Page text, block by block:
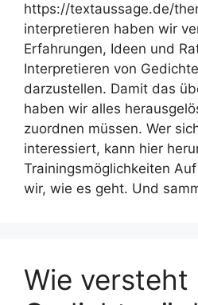
https://textaussage.de/
interpretieren haben wir
Erfahrungen, Ideen und
Interpretieren von
darzustellen. Damit das
haben wir alles
zuordnen müssen. Wer
interessiert, kann hier
Trainingsmöglichkeiten
wir, wie es geht. Und
Wie versteht